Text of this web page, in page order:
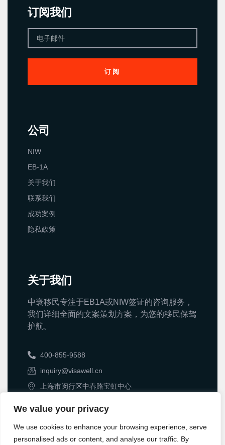
We value your privacy
We use cookies to enhance your browsing experience, serve
personalised ads or content, and analyse our traffic. By
关于我们
中寰移民专注于EB1A或NIW签证的咨询服务，
我们详细全面的文案策划方案，为您的移民保驾
护航。
400-855-9588
inquiry@visawell.cn
上海市闵行区中春路宝虹中心
公司
NIW
EB-1A
关于我们
联系我们
成功案例
隐私政策
订阅我们
订阅